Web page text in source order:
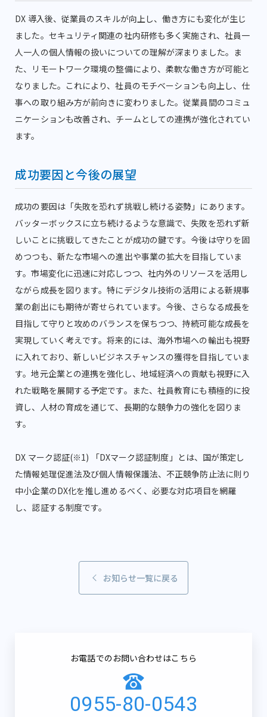
DX 導入後、従業員のスキルが向上し、働き方にも変化が生じ
ました。セキュリティ関連の社内研修も多く実施され、社員一
人一人の個人情報の扱いについての理解が深まりました。ま
た、リモートワーク環境の整備により、柔軟な働き方が可能と
なりました。これにより、社員のモチベーションも向上し、仕
事への取り組み方が前向きに変わりました。従業員間のコミュ
ニケーションも改善され、チームとしての連携が強化されてい
ます。
成功要因と今後の展望
成功の要因は「失敗を恐れず挑戦し続ける姿勢」にあります。
バッターボックスに立ち続けるような意識で、失敗を恐れず新
しいことに挑戦してきたことが成功の鍵です。今後は守りを固
めつつも、新たな市場への進出や事業の拡大を目指していま
す。市場変化に迅速に対応しつつ、社内外のリソースを活用し
ながら成長を図ります。特にデジタル技術の活用による新規事
業の創出にも期待が寄せられています。今後、さらなる成長を
目指して守りと攻めのバランスを保ちつつ、持続可能な成長を
実現していく考えです。将来的には、海外市場への輸出も視野
に入れており、新しいビジネスチャンスの獲得を目指していま
す。地元企業との連携を強化し、地域経済への貢献も視野に入
れた戦略を展開する予定です。また、社員教育にも積極的に投
資し、人材の育成を通じて、長期的な競争力の強化を図りま
す。
DX マーク認証(※1) 「DXマーク認証制度」とは、国が策定し
た情報処理促進法及び個人情報保護法、不正競争防止法に則り
中小企業のDX化を推し進めるべく、必要な対応項目を網羅
し、認証する制度です。
お知らせ一覧に戻る
お電話でのお問い合わせはこちら
0955-80-0543